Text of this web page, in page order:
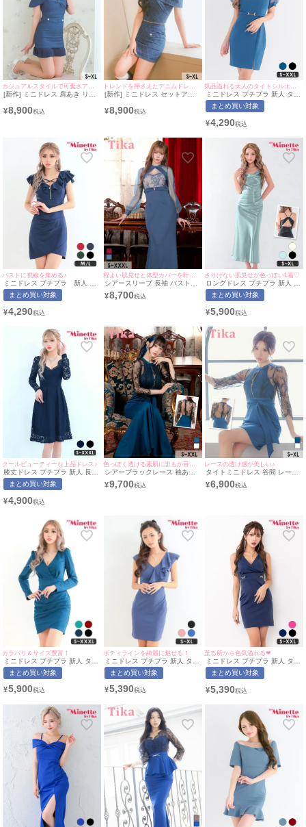
[新作] ミニドレス 肩あき リボ
ェイクポケット ブルー XL タ
イト キャバドレス (星乃リア着
¥8,900
[新作] ミニドレス セットアッ
風 デニム ブルー XL タイト キ
ャバドレス (横田未来着用) [tk-
¥8,900
ミニドレス プチプラ 新人 タイ
ト ラウンジ 半袖 シアー シア
ー袖 低身長 スクエアネック ウ
青 キャバドレス (きぃぃりぷ着
myMinette/マイミネット
まとめ買い対象
¥4,290
バストに視線を集める♪
ミニドレス プチプラ 新人 タ
イト セクシー 低身長 谷間 フ
リル袖 パール バストクロス 黒
用/M~Lサイズ対応) |
まとめ買い対象
¥4,290
程よい肌見せと体型カバーを叶える♪
シアースリーブ 長袖 バストカ
ット ヌーディーレース バック
スリット ストレッチ タイトロ
¥8,700
さりげない肌見せが色っぽい1着♡
ロングドレス プチプラ 新人 タ
イト セクシー ラウンジ キャミ
ソール 背中魅せ スナック ドレ
プル ミントブルー キャバドレ
応) | myMinette/マイミネット
まとめ買い対象
¥5,900
クールビューティーな上品ドレス♪
膝丈ドレス プチプラ 新人 長袖
ワンピース フレア セクシー レ
ース 花柄 谷間 ネイビー レー
用/S~XXXL対応) | myMinette/
まとめ買い対象
¥4,900
シアーブラックレース 袖あり
七分袖 バストジップ 谷間見せ
ウエストリボン ストレッチ バ
¥9,700
レースの透け感が美しい♪
タイトミニドレス 谷間 レース
大人 背中見せ ハイネック スト
レッチ 袖あり 七分袖 ウエスト
¥6,900
カラバリ＆サイズ豊富！
ミニドレス プチプラ 新人 タイ
ト 長袖 ワンピース 低身長 谷
間 スナック 同伴 袖ラップ ワ
ス (あおぽん着用/S〜XXXLサ
ネット
まとめ買い対象
¥5,900
ボディラインを綺麗に魅せる！
ミニドレス プチプラ 新人 タイ
ト ラウンジ ノースリーブ 胸元
隠し 背中魅せ スナック ボリュ
ー 青 キャバドレス （れいたぴ
myMinette/マイミネット
まとめ買い対象
¥5,390
至る所から色気溢れる❤︎
ミニドレス プチプラ 新人 タイ
ト セクシー ラウンジ ノースリ
ーブ 低身長 谷間 ウエストベル
ラー ハイウエスト ネイビー キ
マイミネット
まとめ買い対象
¥5,390